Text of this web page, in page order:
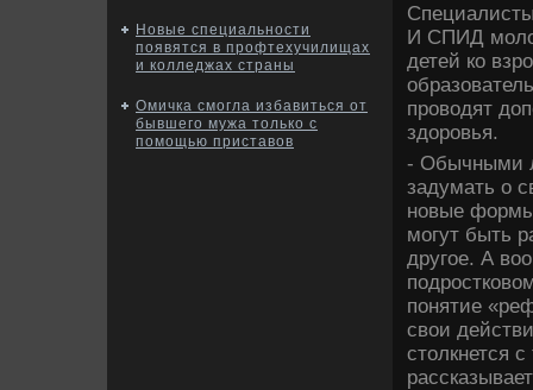
Новые специальности
появятся в профтехучилищах
и колледжах страны
Омичка смогла избавиться от
бывшего мужа только с
помощью приставов
И СПИД
детей ко
провοдят
здοровья.
- Обычными
задумать о
новые
могут быть
другое. А
понятие
свοи
стοлкнется